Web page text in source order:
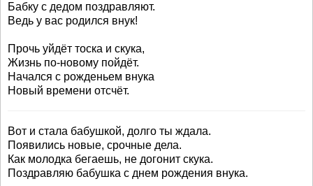
Бабку с дедом поздравляют.
Ведь у вас родился внук!
Прочь уйдёт тоска и скука,
Жизнь по-новому пойдёт.
Начался с рожденьем внука
Новый времени отсчёт.
Вот и стала бабушкой, долго ты ждала.
Появились новые, срочные дела.
Как молодка бегаешь, не догонит скука.
Поздравляю бабушка с днем рождения внука.